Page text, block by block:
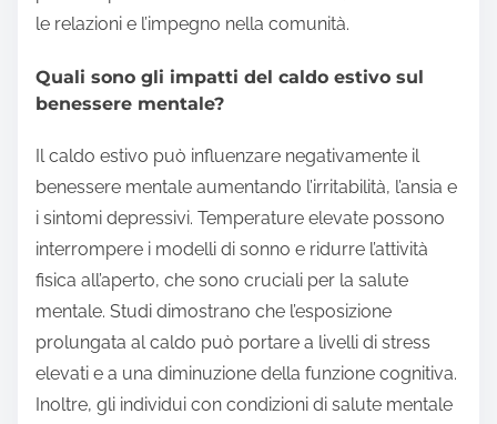
le relazioni e l’impegno nella comunità.
Quali sono gli impatti del caldo estivo sul
benessere mentale?
Il caldo estivo può influenzare negativamente il
benessere mentale aumentando l’irritabilità, l’ansia e
i sintomi depressivi. Temperature elevate possono
interrompere i modelli di sonno e ridurre l’attività
fisica all’aperto, che sono cruciali per la salute
mentale. Studi dimostrano che l’esposizione
prolungata al caldo può portare a livelli di stress
elevati e a una diminuzione della funzione cognitiva.
Inoltre, gli individui con condizioni di salute mentale